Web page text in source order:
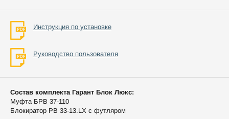
Инструкция по установке
Руководство пользователя
Состав комплекта Гарант Блок Люкс:
Муфта БРВ 37-110
Блокиратор РВ 33-13.LX с футляром